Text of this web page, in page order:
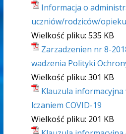
Informacja o
uczniów/rodziców/
Wielkość pliku: 535 KB
Zarzadzenien nr 8-
wadzenia Polityki
Wielkość pliku: 301 KB
Klauzula informacyjna
lczaniem COVID-19
Wielkość pliku: 201 KB